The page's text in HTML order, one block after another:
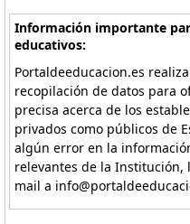
Información importante
educativos:
Portaldeeducacion.es
recopilación de datos para
precisa acerca de los
privados como públicos de
algún error en la
relevantes de la Institución,
mail a